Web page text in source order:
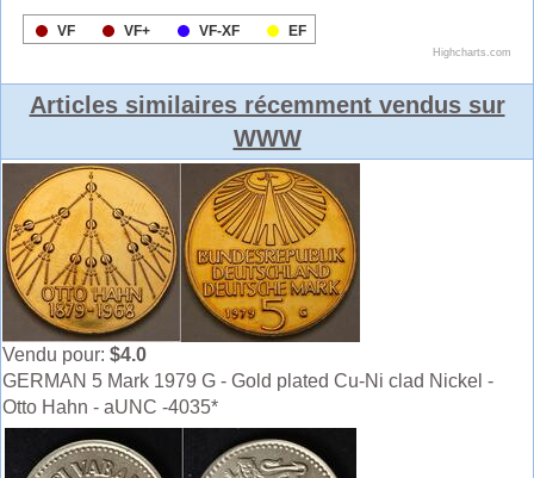
Articles similaires récemment vendus sur
WWW
Vendu pour: $4.0
GERMAN 5 Mark 1979 G - Gold plated Cu-Ni clad Nickel -
Otto Hahn - aUNC -4035*